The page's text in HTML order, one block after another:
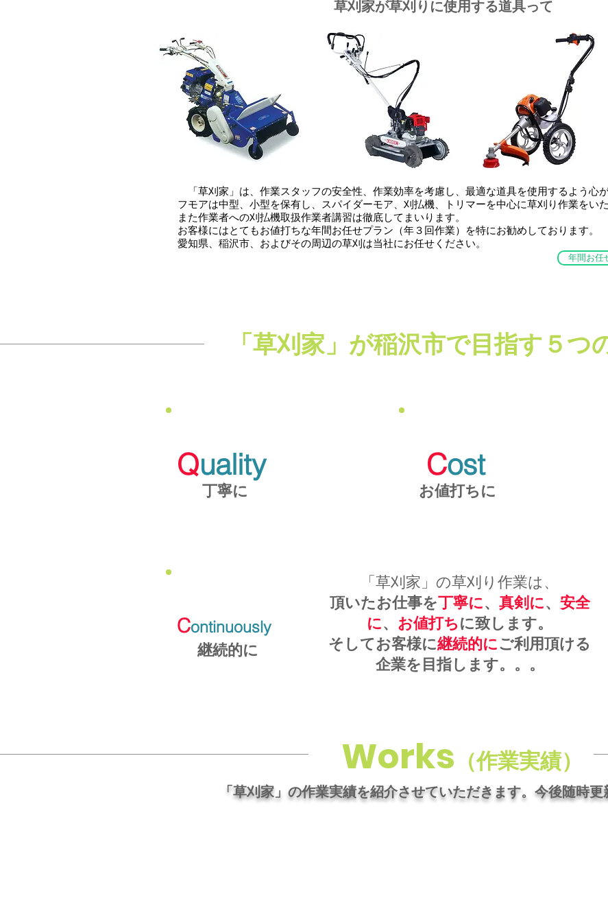
​草刈家が草刈りに使用する道具って
「草刈家」は、作業スタッフの安全性、作業効率を考慮し、最適な道具を使用するよう心
フモアは中型、小型を保有し、スパイダーモア、刈払機、トリマーを中心に草刈り作業をいた
また作業者への刈払機取扱作業者講習は徹底してまいります。
​お客様にはとてもお値打ちな年間お任せプラン（年３回作業）を特にお勧めしております。
​愛知県、稲沢市、およびその周辺の草刈は当社にお任せください。
年間お任
「草刈家」が稲沢市で目指す５つ
Quality Cost
お値打ちに
丁寧に
Continuously
継続的に
「草刈家」の草刈り作業は、
頂いたお仕事を丁寧に、 真剣に、安全
に、 お値打ちに致します。
そしてお客様に継続的にご利用頂ける
企業を目指します。。。
Works （作業実績）
「草刈家」の作業実績を紹介させていただきます。​今後随時更